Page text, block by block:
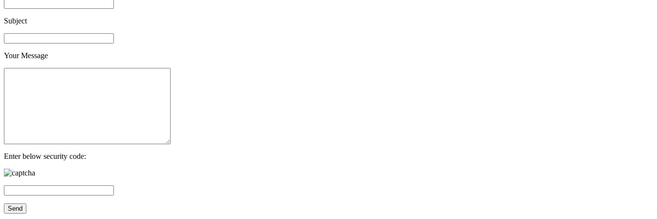
Subject
Your Message
Enter below security code: